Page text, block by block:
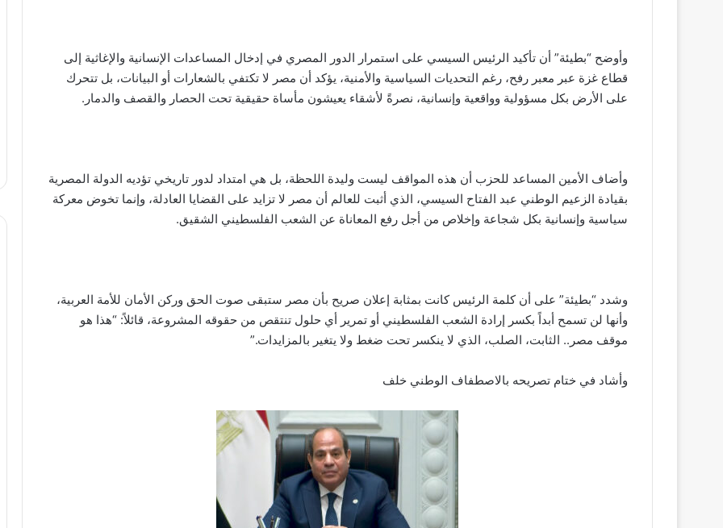
وأوضح “بطيئة” أن تأكيد الرئيس السيسي على استمرار الدور المصري في إدخال المساعدات الإنسانية والإغاثية إلى
قطاع غزة عبر معبر رفح، رغم التحديات السياسية والأمنية، يؤكد أن مصر لا تكتفي بالشعارات أو البيانات، بل تتحرك
على الأرض بكل مسؤولية وواقعية وإنسانية، نصرةً لأشقاء يعيشون مأساة حقيقية تحت الحصار والقصف والدمار.
وأضاف الأمين المساعد للحزب أن هذه المواقف ليست وليدة اللحظة، بل هي امتداد لدور تاريخي تؤديه الدولة المصرية
بقيادة الزعيم الوطني عبد الفتاح السيسي، الذي أثبت للعالم أن مصر لا تزايد على القضايا العادلة، وإنما تخوض معركة
سياسية وإنسانية بكل شجاعة وإخلاص من أجل رفع المعاناة عن الشعب الفلسطيني الشقيق.
وشدد “بطيئة” على أن كلمة الرئيس كانت بمثابة إعلان صريح بأن مصر ستبقى صوت الحق وركن الأمان للأمة العربية،
وأنها لن تسمح أبداً بكسر إرادة الشعب الفلسطيني أو تمرير أي حلول تنتقص من حقوقه المشروعة، قائلاً: “هذا هو
موقف مصر.. الثابت، الصلب، الذي لا ينكسر تحت ضغط ولا يتغير بالمزايدات.”
وأشاد في ختام تصريحه بالاصطفاف الوطني خلف